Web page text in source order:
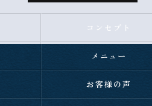
コンセプト
メニュー
お客様の声